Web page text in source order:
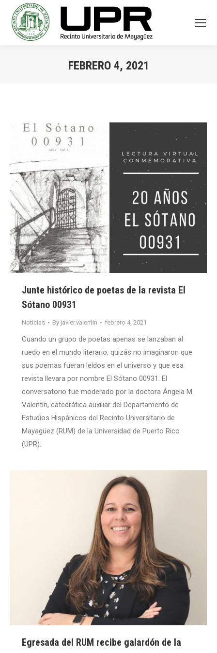
FEBRERO 4, 2021
Junte histórico de poetas de la revista El
Sótano 00931
Noticias By javier.valentin febrero 4, 2021
Cuando un grupo de poetas apenas se lanzaban al
ruedo en el mundo literario, quizás no imaginaron que
sus poemas fueran leídos en el universo y que esa
revista llevara por nombre El Sótano 00931. El
conversatorio fue moderado por la doctora Ángela M.
Valentín, catedrática auxiliar del Departamento de
Estudios Hispánicos del Recinto Universitario de
Mayagüez (RUM) de la Universidad de Puerto Rico
(UPR).
Egresada del RUM recibe galardón de la